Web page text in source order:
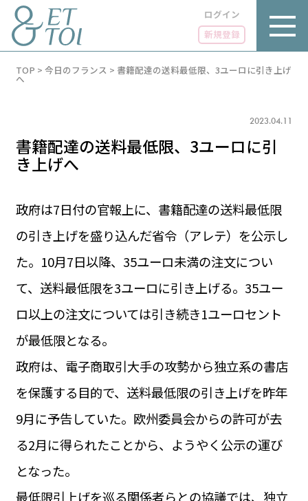
ログイン
新規登録
LUXE
グルメ
LIFE STYLE
BUSINESS
ビジネス・キャリア
INFOS PRATIQUES
TAG
タグ
#パリ
#お土産 #トリビア
#データで読み解くフランス
#フランスの教育制度
#カルカッソンヌ Carcassonne
#サステナブル
PARIS 14℃ / 12℃
FR 22:46 ／ JP 05:46
1€＝182.56円
お問い合わせ
運営会社
TOP > 今日のフランス > 書籍配達の送料最低限、3ユーロに引き上げ
へ
2023.04.11
書籍配達の送料最低限、3ユーロに引
き上げへ
政府は7日付の官報上に、書籍配達の送料最低限
の引き上げを盛り込んだ省令（アレテ）を公示し
た。10月7日以降、35ユーロ未満の注文につい
て、送料最低限を3ユーロに引き上げる。35ユー
ロ以上の注文については引き続き1ユーロセント
が最低限となる。
政府は、電子商取引大手の攻勢から独立系の書店
を保護する目的で、送料最低限の引き上げを昨年
9月に予告していた。欧州委員会からの許可が去
る2月に得られたことから、ようやく公示の運び
となった。
最低限引上げを巡る関係者らとの協議では、独立